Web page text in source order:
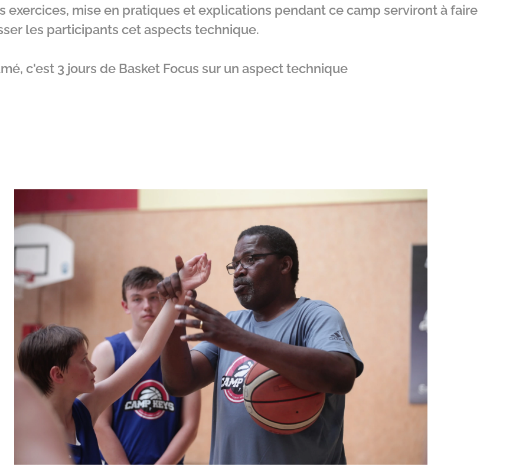
exercices, mise en pratiques et explications pendant ce camp serviront à faire
les participants cet aspects technique.
c'est 3 jours de Basket Focus sur un aspect technique